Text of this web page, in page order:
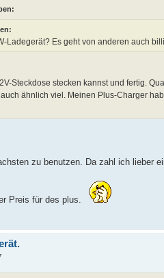
Ladegerät? Es geht von anderen auch
Steckdose stecken kannst und fertig.
ähnlich viel. Meinen Plus-Charger
zu benutzen. Da zahl ich lieber
Preis für des plus.